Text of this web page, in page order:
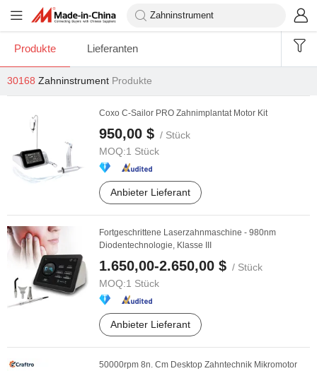
Produkte Lieferanten
30168 Zahninstrument Produkte
Coxo C-Sailor PRO Zahnimplantat Motor Kit
950,00 $ / Stück
MOQ:1 Stück
Anbieter Lieferant
Fortgeschrittene Laserzahnmaschine - 980nm
Diodentechnologie, Klasse III
1.650,00-2.650,00 $ / Stück
MOQ:1 Stück
Anbieter Lieferant
50000rpm 8n. Cm Desktop Zahntechnik Mikromotor